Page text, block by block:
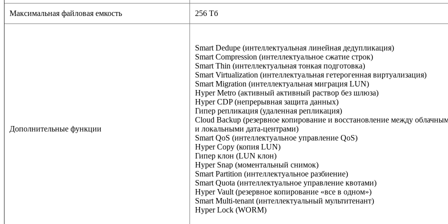
Максимальная файловая емкость 256 Тб
Дополнительные функции
Smart Dedupe (интеллектуальная линейная дедупликация)
Smart Compression (интеллектуальное сжатие строк)
Smart Thin (интеллектуальная тонкая подготовка)
Smart Virtualization (интеллектуальная гетерогенная виртуализация)
Smart Migration (интеллектуальная миграция LUN)
Hyper Metro (активный активный раствор без шлюза)
Hyper CDP (непрерывная защита данных)
Гипер репликация (удаленная репликация)
Cloud Backup (резервное копирование и восстановление между
и локальными дата-центрами)
Smart QoS (интеллектуальное управление QoS)
Hyper Copy (копия LUN)
Гипер клон (LUN клон)
Hyper Snap (моментальный снимок)
Smart Partition (интеллектуальное разбиение)
Smart Quota (интеллектуальное управление квотами)
Hyper Vault (резервное копирование «все в одном»)
Smart Multi-tenant (интеллектуальный мультитенант)
Hyper Lock (WORM)